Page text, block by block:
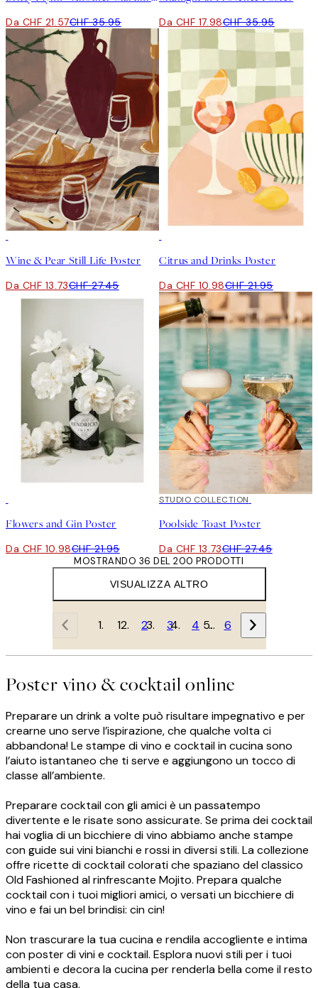
Da CHF 21.57CHF 35.95 Da CHF 17.98CHF 35.95
Wine & Pear Still Life Poster
Da CHF 13.73CHF 27.45
Citrus and Drinks Poster
Da CHF 10.98CHF 21.95
Flowers and Gin Poster
Da CHF 10.98CHF 21.95
50%*
STUDIO COLLECTION
Poolside Toast Poster
Da CHF 13.73CHF 27.45
VISUALIZZA ALTRO
MOSTRANDO 36 DEL 200 PRODOTTI
1 2 3 4 … 6
Poster vino & cocktail online
Preparare un drink a volte può risultare impegnativo e per
crearne uno serve l’ispirazione, che qualche volta ci
abbandona! Le stampe di vino e cocktail in cucina sono
l’aiuto istantaneo che ti serve e aggiungono un tocco di
classe all’ambiente.
Preparare cocktail con gli amici è un passatempo
divertente e le risate sono assicurate. Se prima dei cocktail
hai voglia di un bicchiere di vino abbiamo anche stampe
con guide sui vini bianchi e rossi in diversi stili. La collezione
offre ricette di cocktail colorati che spaziano del classico
Old Fashioned al rinfrescante Mojito. Prepara qualche
cocktail con i tuoi migliori amici, o versati un bicchiere di
vino e fai un bel brindisi: cin cin!
Non trascurare la tua cucina e rendila accogliente e intima
con poster di vini e cocktail. Esplora nuovi stili per i tuoi
ambienti e decora la cucina per renderla bella come il resto
della tua casa.